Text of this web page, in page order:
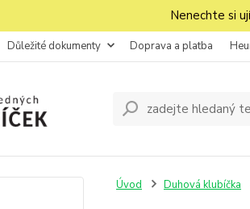
Nenechte si
Důležité dokumenty Doprava a platba
Úvod Duhová klubíčka